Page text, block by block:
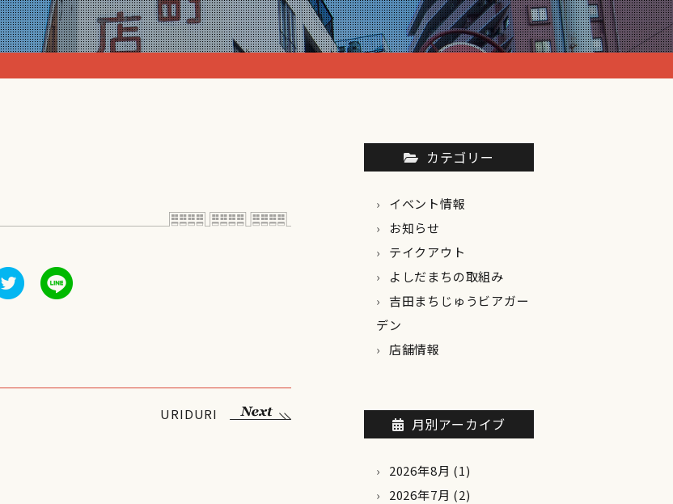
URIDURI
カテゴリー
イベント情報
お知らせ
テイクアウト
よしだまちの取組み
吉田まちじゅうビアガー
デン
店舗情報
月別アーカイブ
2026年8月 (1)
2026年7月 (2)